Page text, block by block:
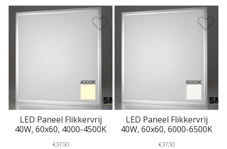
LED Paneel Flikkervrij
40W, 60x60, 4000-4500K
€37,50
LED Paneel Flikkervrij
40W, 60x60, 6000-6500K
€37,50